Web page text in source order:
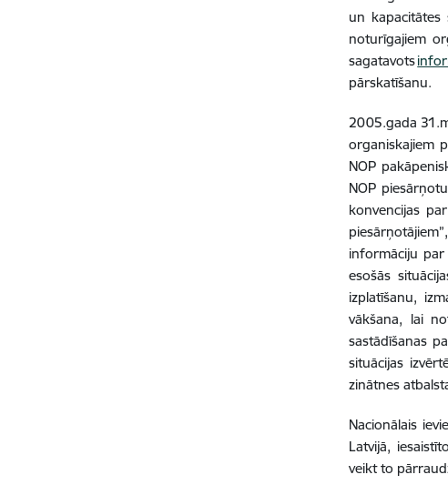
un kapacitātes
noturīgajiem
sagatavots
pārskatīšanu.
2005.gada
organiskajiem
NOP
NOP
konvencijas
informāciju par
esošās
izplatīšanu,
vākšana, lai
sastādīšanas
situācijas
zinātnes
Nacionālais
Latvijā,
veikt to